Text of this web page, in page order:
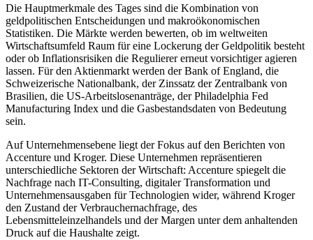
Die Hauptmerkmale des Tages sind die Kombination von
geldpolitischen Entscheidungen und makroökonomischen
Statistiken. Die Märkte werden bewerten, ob im weltweiten
Wirtschaftsumfeld Raum für eine Lockerung der Geldpolitik besteht
oder ob Inflationsrisiken die Regulierer erneut vorsichtiger agieren
lassen. Für den Aktienmarkt werden der Bank of England, die
Schweizerische Nationalbank, der Zinssatz der Zentralbank von
Brasilien, die US-Arbeitslosenanträge, der Philadelphia Fed
Manufacturing Index und die Gasbestandsdaten von Bedeutung
sein.
Auf Unternehmensebene liegt der Fokus auf den Berichten von
Accenture und Kroger. Diese Unternehmen repräsentieren
unterschiedliche Sektoren der Wirtschaft: Accenture spiegelt die
Nachfrage nach IT-Consulting, digitaler Transformation und
Unternehmensausgaben für Technologien wider, während Kroger
den Zustand der Verbrauchernachfrage, des
Lebensmitteleinzelhandels und der Margen unter dem anhaltenden
Druck auf die Haushalte zeigt.